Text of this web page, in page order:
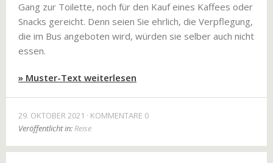
Gang zur Toilette, noch für den Kauf eines Kaffees oder
Snacks gereicht. Denn seien Sie ehrlich, die Verpflegung,
die im Bus angeboten wird, würden sie selber auch nicht
essen.
» Muster-Text weiterlesen
29. OKTOBER 2021
KOMMENTARE 0
Veröffentlicht in:Reise